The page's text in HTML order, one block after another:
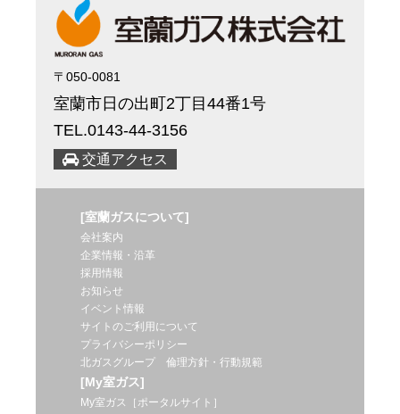
〒050-0081
室蘭市日の出町2丁目44番1号
TEL.0143-44-3156
交通アクセス
[室蘭ガスについて]
会社案内
企業情報・沿革
採用情報
お知らせ
イベント情報
サイトのご利用について
プライバシーポリシー
北ガスグループ 倫理方針・行動規範
[My室ガス]
My室ガス［ポータルサイト］